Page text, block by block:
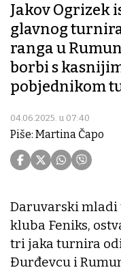
Jakov Ogrizek
glavnog
ranga u
borbi s
pobjednikom
04.06.2025. u 07:40
Piše: Martina Čapo
Daruvarski mladi
kluba Feniks,
tri jaka turnira
Đurđevcu i